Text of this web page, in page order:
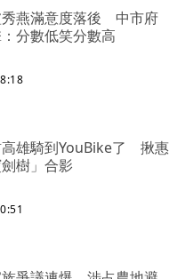
秀燕滿意度落後 中市府
分數低笑分數高
高雄騎到YouBike了 揪惠
樹」合影